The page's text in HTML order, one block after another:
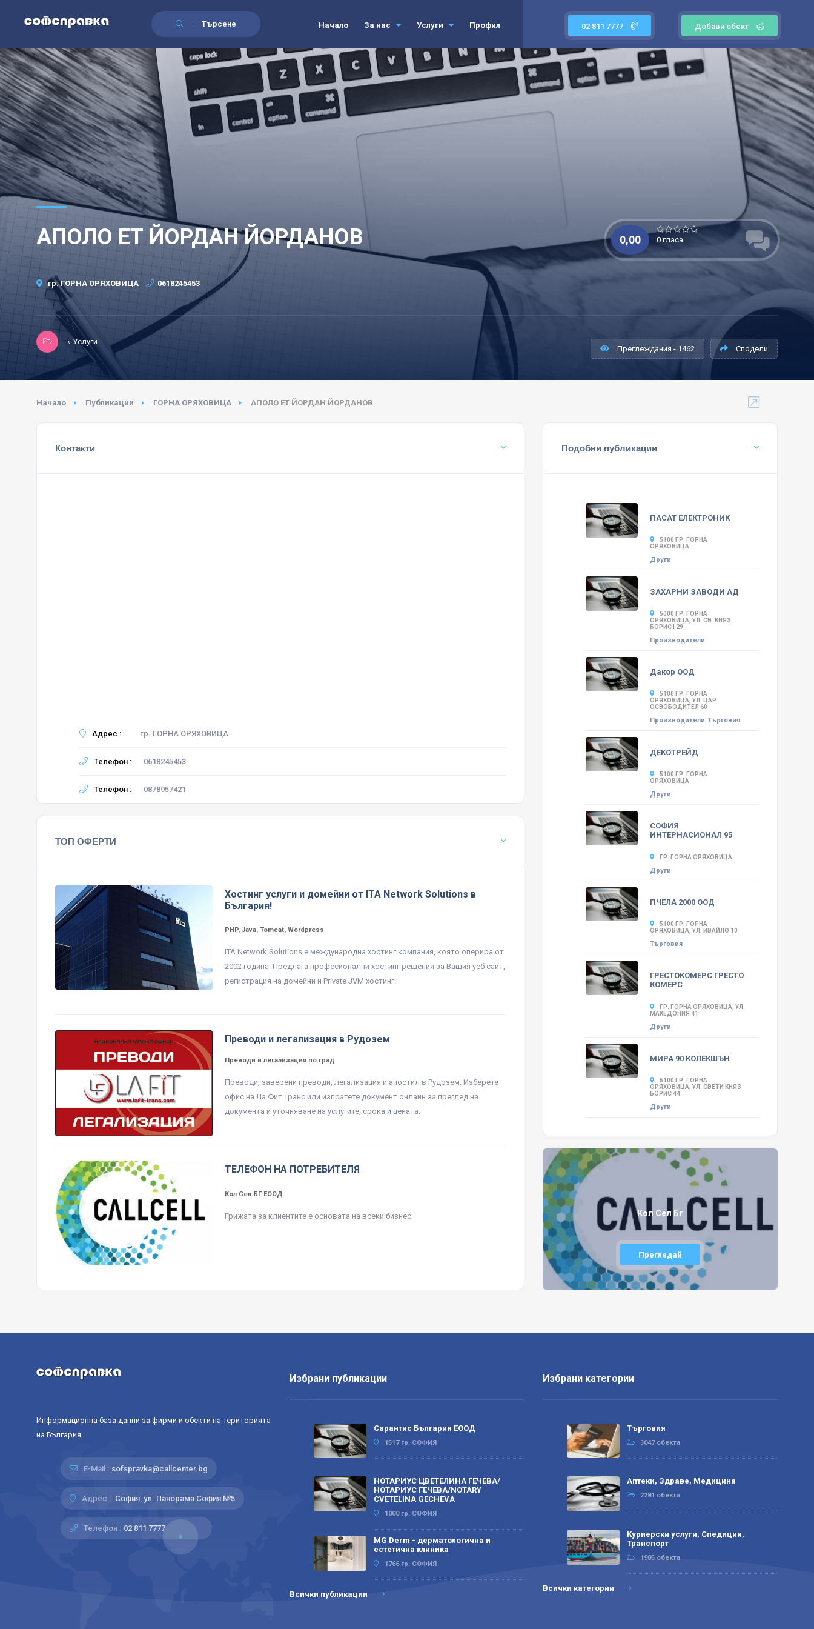
Търсене Добави обект
02 811 7777
Начало За нас Услуги Профил
АПОЛО ЕТ ЙОРДАН ЙОРДАНОВ
гр. ГОРНА ОРЯХОВИЦА 0618245453
0,00 0 гласа
» Услуги
Преглеждания - 1462
Сподели
Начало Публикации ГОРНА ОРЯХОВИЦА АПОЛО ЕТ ЙОРДАН ЙОРДАНОВ
Контакти
Адрес : гр. ГОРНА ОРЯХОВИЦА
Телефон : 0618245453
Телефон : 0878957421
ТОП ОФЕРТИ
Хостинг услуги и домейни от ITA Network Solutions в
България!
PHP, Java, Tomcat, Wordpress
ITA Network Solutions е международна хостинг компания, която оперира от
2002 година. Предлага професионални хостинг решения за Вашия уеб сайт,
регистрация на домейни и Private JVM хостинг.
Преводи и легализация в Рудозем
Преводи и легализация по град
Преводи, заверени преводи, легализация и апостил в Рудозем. Изберете
офис на Ла Фит Транс или изпратете документ онлайн за преглед на
документа и уточняване на услугите, срока и цената.
ТЕЛЕФОН НА ПОТРЕБИТЕЛЯ
Кол Сел БГ ЕООД
Грижата за клиентите е основата на всеки бизнес
Подобни публикации
ПАСАТ ЕЛЕКТРОНИК
5100 ГР. ГОРНА
ОРЯХОВИЦА
Други
ЗАХАРНИ ЗАВОДИ АД
5000 ГР. ГОРНА
ОРЯХОВИЦА, УЛ. СВ. КНЯЗ
БОРИС I 29
Производители
Дакор ООД
5100 ГР. ГОРНА
ОРЯХОВИЦА, УЛ. ЦАР
ОСВОБОДИТЕЛ 60
Производители Търговия
ДЕКОТРЕЙД
5100 ГР. ГОРНА
ОРЯХОВИЦА
Други
СОФИЯ
ИНТЕРНАСИОНАЛ 95
ГР. ГОРНА ОРЯХОВИЦА
Други
ПЧЕЛА 2000 ООД
5100 ГР. ГОРНА
ОРЯХОВИЦА, УЛ. ИВАЙЛО 10
Търговия
ГРЕСТОКОМЕРС ГРЕСТО
КОМЕРС
ГР. ГОРНА ОРЯХОВИЦА, УЛ.
МАКЕДОНИЯ 41
Други
МИРА 90 КОЛЕКШЪН
5100 ГР. ГОРНА
ОРЯХОВИЦА, УЛ. СВЕТИ КНЯЗ
БОРИС 44
Други
Кол Сел Бг
Прегледай
Информационна база данни за фирми и обекти на територията
на България.
E-Mail : sofspravka@callcenter.bg
Адрес : София, ул. Панорама София №5
Телефон : 02 811 7777
Избрани публикации
Сарантис България ЕООД
1517 гр. СОФИЯ
НОТАРИУС ЦВЕТЕЛИНА ГЕЧЕВА/
НОТАРИУС ГЕЧЕВА/NOTARY
CVETELINA GECHEVA
1000 гр. СОФИЯ
MG Derm - дерматологична и
естетична клиника
1766 гр. СОФИЯ
Всички публикации
Избрани категории
Търговия
3047 обекта
Аптеки, Здраве, Медицина
2281 обекта
Куриерски услуги, Спедиция,
Транспорт
1905 обекта
Всички категории